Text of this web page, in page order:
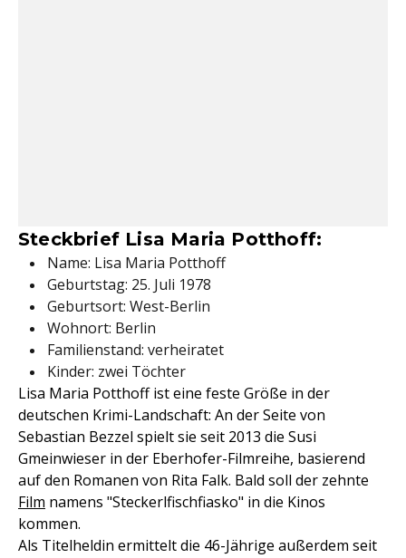
Steckbrief Lisa Maria Potthoff:
Name: Lisa Maria Potthoff
Geburtstag: 25. Juli 1978
Geburtsort: West-Berlin
Wohnort: Berlin
Familienstand: verheiratet
Kinder: zwei Töchter
Lisa Maria Potthoff ist eine feste Größe in der
deutschen Krimi-Landschaft: An der Seite von
Sebastian Bezzel spielt sie seit 2013 die Susi
Gmeinwieser in der Eberhofer-Filmreihe, basierend
auf den Romanen von Rita Falk. Bald soll der zehnte
Film namens "Steckerlfischfiasko" in die Kinos
kommen.
Als Titelheldin ermittelt die 46-Jährige außerdem seit